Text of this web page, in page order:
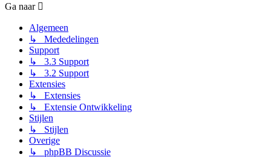
Ga naar
Algemeen
↳ Mededelingen
Support
↳ 3.3 Support
↳ 3.2 Support
Extensies
↳ Extensies
↳ Extensie Ontwikkeling
Stijlen
↳ Stijlen
Overige
↳ phpBB Discussie